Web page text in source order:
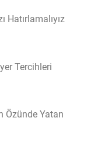
Hatırlamalıyız
Tercihleri
Özünde Yatan